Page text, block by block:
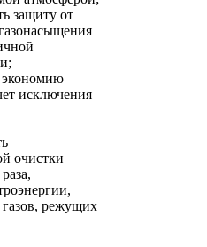
защиту от
исключения
очистки
режущих